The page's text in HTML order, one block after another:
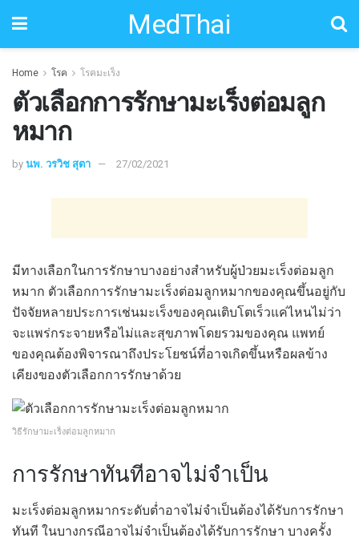
MedThai
Home โรค โรคมะเร็ง
ตัวเลือกการรักษามะเร็งต่อมลูก
หมาก
by นพ. วรวิช สุตา 27/02/2021
มีทางเลือกในการรักษาบางอย่างสำหรับผู้ป่วยมะเร็งต่อมลูก
หมาก ตัวเลือกการรักษามะเร็งต่อมลูกหมากของคุณขึ้นอยู่กับ
ปัจจัยหลายประการเช่นมะเร็งของคุณเติบโตเร็วแค่ไหนไม่ว่า
จะแพร่กระจายหรือไม่และสุขภาพโดยรวมของคุณ แพทย์
ของคุณต้องพิจารณาถึงประโยชน์ที่อาจเกิดขึ้นหรือผลข้าง
เคียงของตัวเลือกการรักษาด้วย
วิธีรักษามะเร็งต่อมลูกหมาก
การรักษาทันทีอาจไม่จำเป็น
มะเร็งต่อมลูกหมากระดับต่ำอาจไม่จำเป็นต้องได้รับการรักษา
ทันที ในบางกรณีอาจไม่จำเป็นต้องได้รับการรักษา บางครั้ง